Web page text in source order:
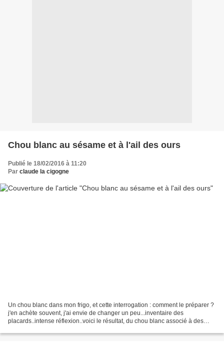
Chou blanc au sésame et à l'ail des ours
Publié le 18/02/2016 à 11:20
Par claude la cigogne
Un chou blanc dans mon frigo, et cette interrogation : comment le préparer ?
j'en achète souvent, j'ai envie de changer un peu...inventaire des
placards..intense réflexion..voici le résultat, du chou blanc associé à des